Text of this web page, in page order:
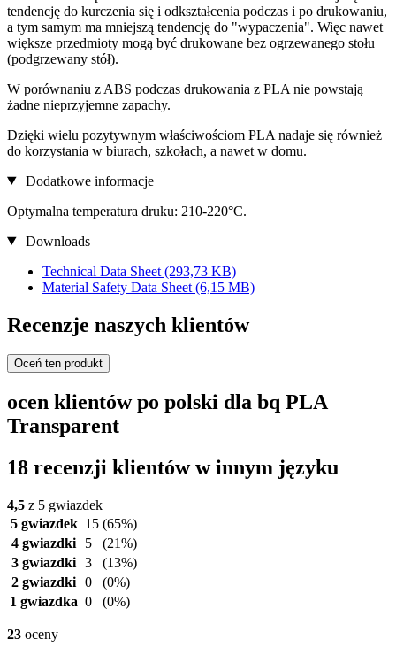
tendencję do kurczenia się i odkształcenia podczas i po drukowaniu,
a tym samym ma mniejszą tendencję do "wypaczenia". Więc nawet
większe przedmioty mogą być drukowane bez ogrzewanego stołu
(podgrzewany stół).
W porównaniu z ABS podczas drukowania z PLA nie powstają
żadne nieprzyjemne zapachy.
Dzięki wielu pozytywnym właściwościom PLA nadaje się również
do korzystania w biurach, szkołach, a nawet w domu.
Dodatkowe informacje
Optymalna temperatura druku: 210-220°C.
Downloads
Technical Data Sheet (293,73 KB)
Material Safety Data Sheet (6,15 MB)
Recenzje naszych klientów
Oceń ten produkt
ocen klientów po polski dla bq PLA
Transparent
18 recenzji klientów w innym języku
4,5 z 5 gwiazdek
5 gwiazdek 15 (65%)
4 gwiazdki
5
(21%)
3 gwiazdki 3
(13%)
2 gwiazdki 0
(0%)
1 gwiazdka 0 (0%)
23 oceny